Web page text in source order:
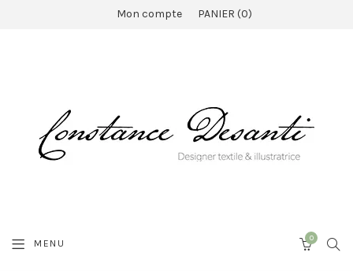
Mon compte PANIER 0
MENU 0